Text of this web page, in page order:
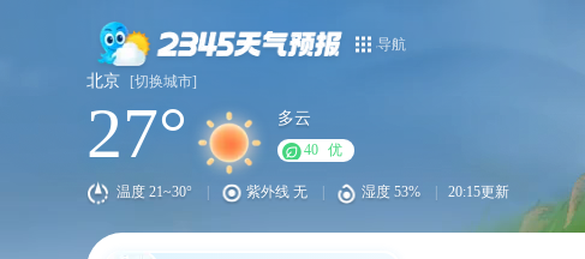
导航
北京 [切换城市]
27° 多云
40 优
温度 21~30° 紫外线 无 湿度 53% 20:15更新